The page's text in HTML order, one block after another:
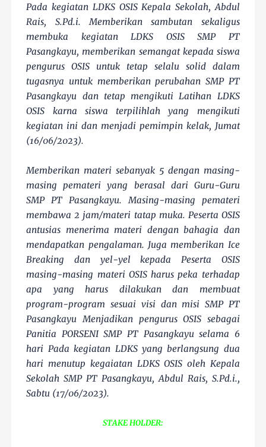
Pada kegiatan LDKS OSIS Kepala Sekolah, Abdul
Rais, S.Pd.i. Memberikan sambutan sekaligus
membuka kegiatan LDKS OSIS SMP PT
Pasangkayu, memberikan semangat kepada siswa
pengurus OSIS untuk tetap selalu solid dalam
tugasnya untuk memberikan perubahan SMP PT
Pasangkayu dan tetap mengikuti Latihan LDKS
OSIS karna siswa terpilihlah yang mengikuti
kegiatan ini dan menjadi pemimpin kelak, Jumat
(16/06/2023).
Memberikan materi sebanyak 5 dengan masing-
masing pemateri yang berasal dari Guru-Guru
SMP PT Pasangkayu. Masing-masing pemateri
membawa 2 jam/materi tatap muka. Peserta OSIS
antusias menerima materi dengan bahagia dan
mendapatkan pengalaman. Juga memberikan Ice
Breaking dan yel-yel kepada Peserta OSIS
masing-masing materi OSIS harus peka terhadap
apa yang harus dilakukan dan membuat
program-program sesuai visi dan misi SMP PT
Pasangkayu Menjadikan pengurus OSIS sebagai
Panitia PORSENI SMP PT Pasangkayu selama 6
hari Pada kegiatan LDKS yang berlangsung dua
hari menutup kegaiatan LDKS OSIS oleh Kepala
Sekolah SMP PT Pasangkayu, Abdul Rais, S.Pd.i.,
Sabtu (17/06/2023).
STAKE HOLDER: